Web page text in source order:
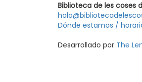
Biblioteca de les coses
Dónde estamos /
Desarrollado por The